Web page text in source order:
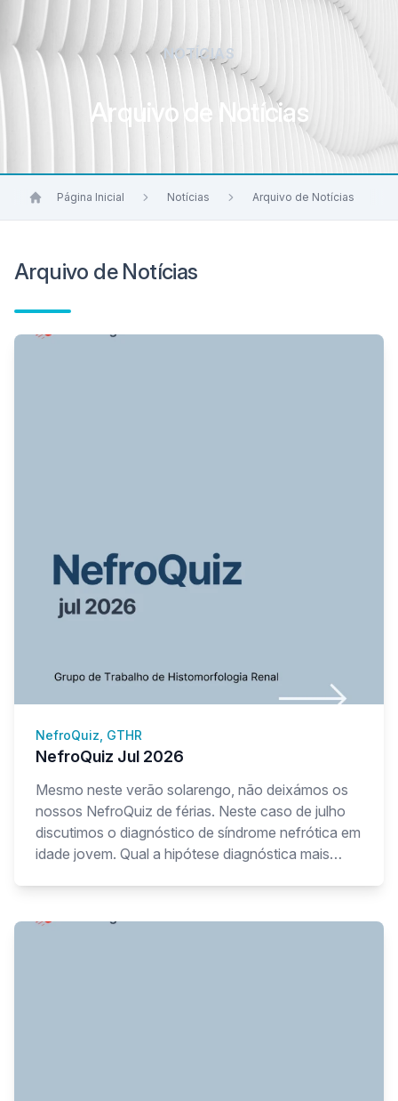
NOTÍCIAS
Arquivo de Notícias
Página Inicial Notícias Arquivo de Notícias
Arquivo de Notícias
NefroQuiz, GTHR
NefroQuiz Jul 2026
Mesmo neste verão solarengo, não deixámos os
nossos NefroQuiz de férias. Neste caso de julho
discutimos o diagnóstico de síndrome nefrótica em
idade jovem. Qual a hipótese diagnóstica mais